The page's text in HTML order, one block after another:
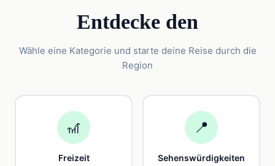
Entdecke den
Wähle eine Kategorie und starte deine Reise durch die
Region
🎢
Freizeit
📍
Sehenswürdigkeiten